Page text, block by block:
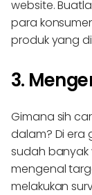
website.
para
produk yang
3.
Gimana sih
dalam? Di era
sudah banyak
mengenal
melakukan